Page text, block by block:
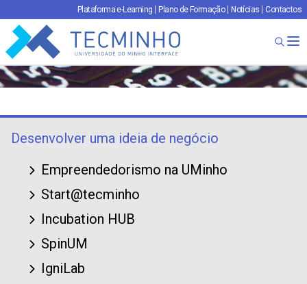
Plataforma e-Learning Plano de Formação Notícias Contactos
TECMINHO
Desenvolver uma ideia de negócio
Empreendedorismo na UMinho
Start@tecminho
Incubation HUB
SpinUM
IgniLab